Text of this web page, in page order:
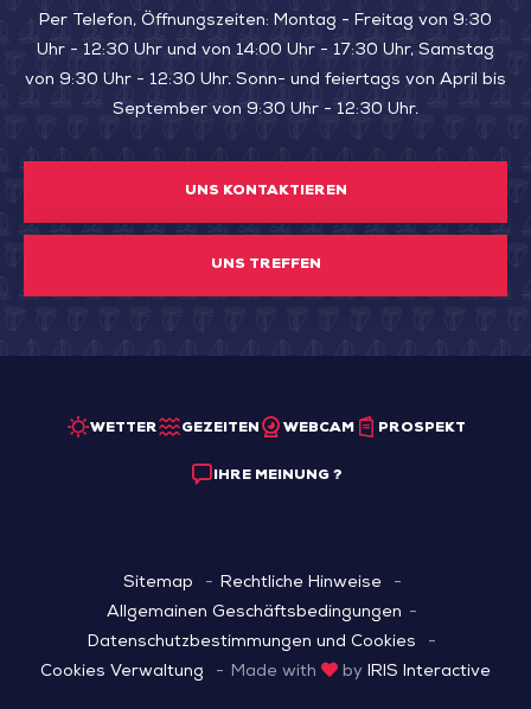
Per Telefon, Öffnungszeiten: Montag - Freitag von 9:30
Uhr - 12:30 Uhr und von 14:00 Uhr - 17:30 Uhr, Samstag
von 9:30 Uhr - 12:30 Uhr. Sonn- und feiertags von April bis
September von 9:30 Uhr - 12:30 Uhr.
UNS KONTAKTIEREN
UNS TREFFEN
WETTER GEZEITEN WEBCAM PROSPEKT
IHRE MEINUNG ?
Sitemap
Rechtliche Hinweise
Allgemainen Geschäftsbedingungen
Datenschutzbestimmungen und Cookies
Cookies Verwaltung
Made with by IRIS Interactive